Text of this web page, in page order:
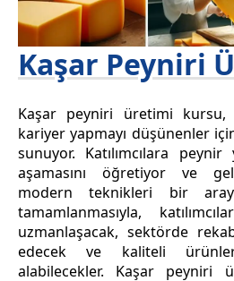
Kaşar Peyniri
Kaşar peyniri üretimi kursu,
kariyer yapmayı düşünenler
sunuyor. Katılımcılara
aşamasını öğretiyor ve
modern teknikleri bir
tamamlanmasıyla,
uzmanlaşacak, sektörde
edecek ve kaliteli
alabilecekler. Kaşar peyniri